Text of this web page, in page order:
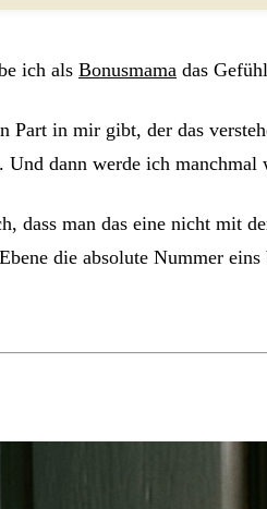
ich als Bonusmama das
Part in mir gibt, der das
Und dann werde ich
dass man das eine nicht mit
die absolute Nummer